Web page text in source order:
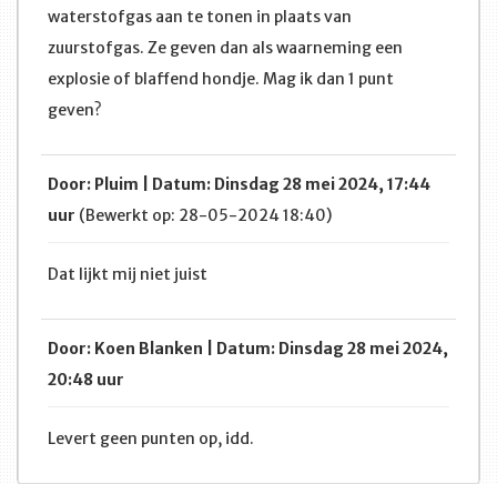
waterstofgas aan te tonen in plaats van
zuurstofgas. Ze geven dan als waarneming een
explosie of blaffend hondje. Mag ik dan 1 punt
geven?
Door: Pluim | Datum: Dinsdag 28 mei 2024, 17:44
uur (Bewerkt op: 28-05-2024 18:40)
Dat lijkt mij niet juist
Door: Koen Blanken | Datum: Dinsdag 28 mei 2024,
20:48 uur
Levert geen punten op, idd.